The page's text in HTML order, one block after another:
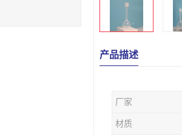
产品描述
厂家
材质